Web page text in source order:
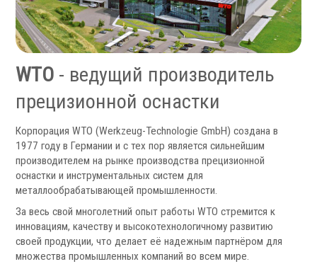
Ручные токарные патроны
Механизированные патроны
WTO - ведущий производитель
прецизионной оснастки
Корпорация WTO (Werkzeug-Technologie GmbH) создана в
1977 году в Германии и с тех пор является сильнейшим
производителем на рынке производства прецизионной
оснастки и инструментальных систем для
металлообрабатывающей промышленности.
За весь свой многолетний опыт работы WTO стремится к
инновациям, качеству и высокотехнологичному развитию
своей продукции, что делает её надежным партнёром для
множества промышленных компаний во всем мире.